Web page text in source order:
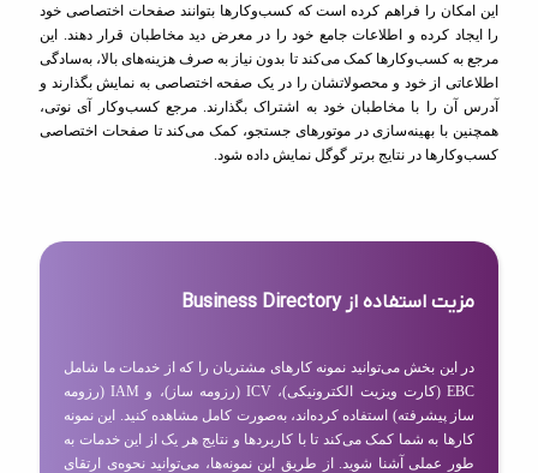
این امکان را فراهم کرده است که کسب‌وکارها بتوانند صفحات اختصاصی خود
را ایجاد کرده و اطلاعات جامع خود را در معرض دید مخاطبان قرار دهند. این
مرجع به کسب‌وکارها کمک می‌کند تا بدون نیاز به صرف هزینه‌های بالا، به‌سادگی
اطلاعاتی از خود و محصولاتشان را در یک صفحه اختصاصی به نمایش بگذارند و
آدرس آن را با مخاطبان خود به اشتراک بگذارند. مرجع کسب‌وکار آی نوتی،
همچنین با بهینه‌سازی در موتورهای جستجو، کمک می‌کند تا صفحات اختصاصی
کسب‌وکارها در نتایج برتر گوگل نمایش داده شود.
مزیت استفاده از Business Directory
در این بخش می‌توانید نمونه کارهای مشتریان را که از خدمات ما شامل
EBC (کارت ویزیت الکترونیکی)، ICV (رزومه ساز)، و IAM (رزومه
ساز پیشرفته) استفاده کرده‌اند، به‌صورت کامل مشاهده کنید. این نمونه
کارها به شما کمک می‌کند تا با کاربردها و نتایج هر یک از این خدمات به
طور عملی آشنا شوید. از طریق این نمونه‌ها، می‌توانید نحوه‌ی ارتقای